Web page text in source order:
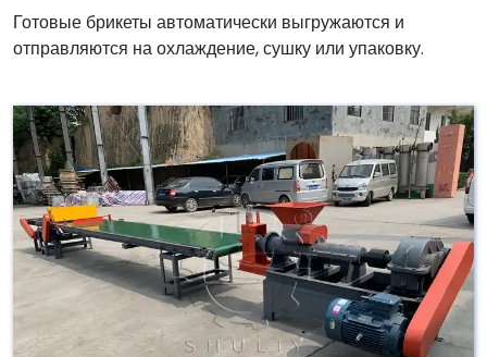
Готовые брикеты автоматически выгружаются и
отправляются на охлаждение, сушку или упаковку.